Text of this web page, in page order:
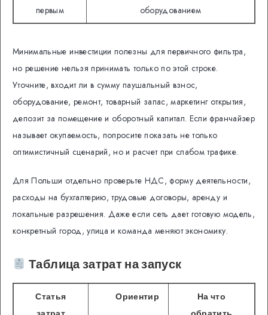
первым
оборудованием
Минимальные инвестиции полезны для первичного фильтра,
но решение нельзя принимать только по этой строке.
Уточните, входит ли в сумму паушальный взнос,
оборудование, ремонт, товарный запас, маркетинг открытия,
депозит за помещение и оборотный капитал. Если франчайзер
называет окупаемость, попросите показать не только
оптимистичный сценарий, но и расчет при слабом трафике.
Для Польши отдельно проверьте НДС, форму деятельности,
расходы на бухгалтерию, трудовые договоры, аренду и
локальные разрешения. Даже если сеть дает готовую модель,
конкретный город, улица и команда меняют экономику.
Таблица затрат на запуск
Статья
Ориентир
На что